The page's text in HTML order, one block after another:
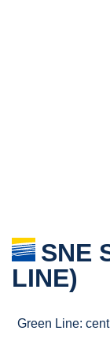
SNE
LINE)
Green Line: